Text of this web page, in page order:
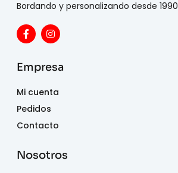
Bordando y personalizando desde 1990
Empresa
Mi cuenta
Pedidos
Contacto
Nosotros